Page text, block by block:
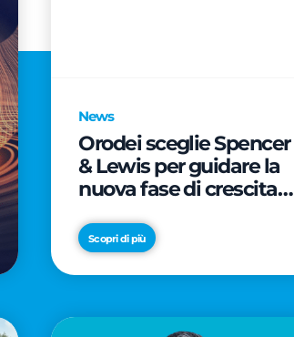
News
Orodei sceglie Spencer
& Lewis per guidare la
nuova fase di crescita e
brand
Scopri di più